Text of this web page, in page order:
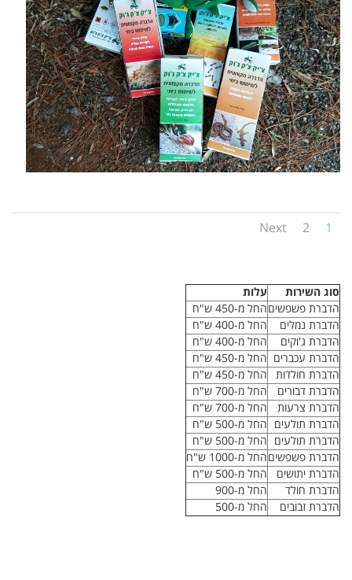
1
2
Next
סוג השירות עלות
הדברת פשפשיםהחל מ-450 ש"ח
הדברת נמלים
החל מ-400 ש"ח
הדברת ג'וקים
החל מ-400 ש"ח
הדברת עכברים החל מ-450 ש"ח
הדברת חולדות
החל מ-450 ש"ח
הדברת דבורים
החל מ-700 ש"ח
הדברת צרעות
החל מ-700 ש"ח
הדברת תולעים
החל מ-500 ש"ח
הדברת תולעים
החל מ-500 ש"ח
הדברת פשפשיםהחל מ-1000 ש"ח
הדברת יתושים
החל מ-500 ש"ח
הדברת חולד
החל מ-900
הדברת זבובים
החל מ-500